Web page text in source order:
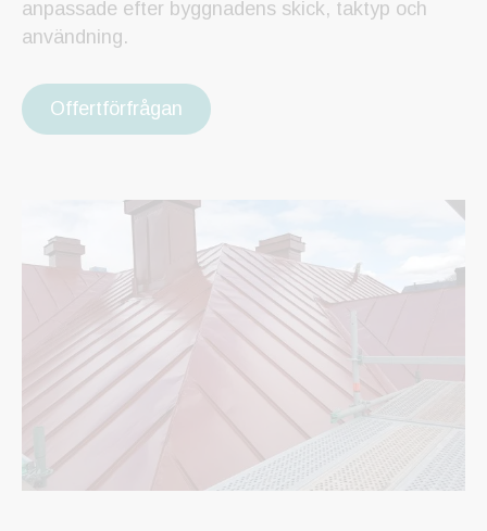
anpassade efter byggnadens skick, taktyp och
användning.
Offertförfrågan